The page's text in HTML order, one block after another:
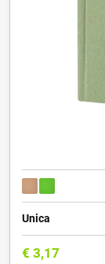
Unica
€ 3,17